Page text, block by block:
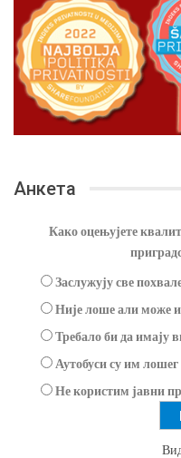
Анкета
Како оцењујете
Заслужују све
Није лоше али може
Требало би да имају
Аутобуси су им
Не користим јавни